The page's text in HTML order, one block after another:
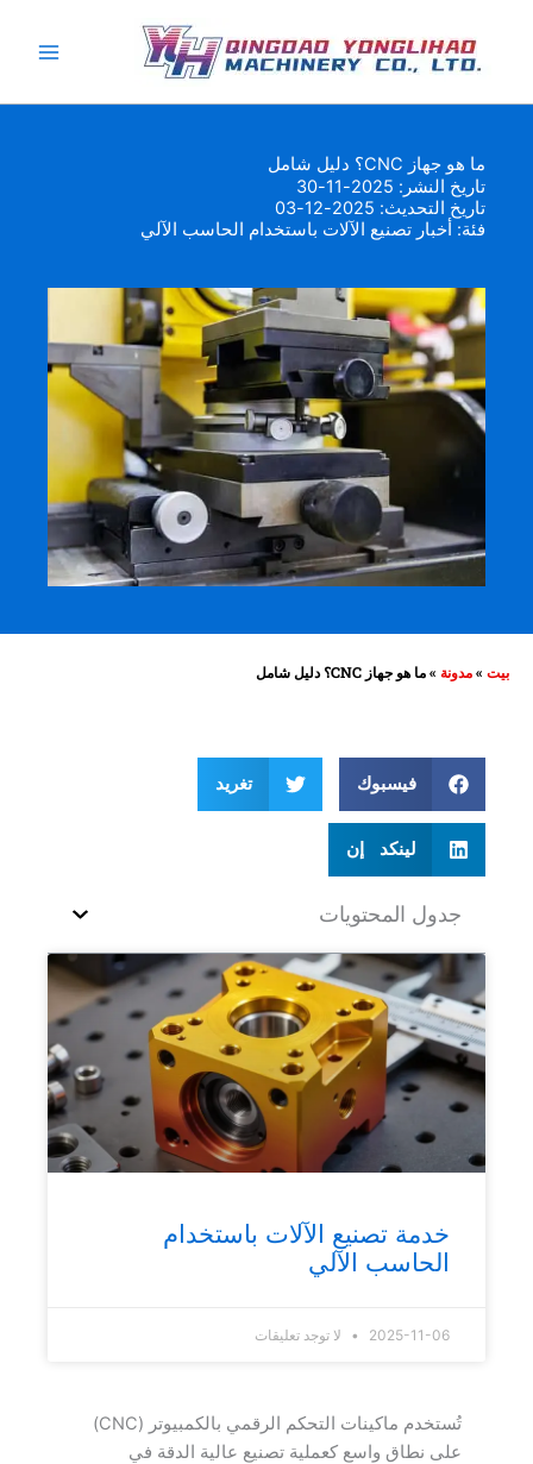
المحتوى
ما هو جهاز CNC؟ دليل شامل
تاريخ النشر: 2025-11-30
تاريخ التحديث: 2025-12-03
فئة: أخبار تصنيع الآلات باستخدام الحاسب الآلي
بيت »مدونة »ما هو جهاز CNC؟ دليل شامل
فيسبوك تغريد
لينكد إن
جدول المحتويات
خدمة تصنيع الآلات باستخدام
الحاسب الآلي
2025-11-06 لا توجد تعليقات
تُستخدم ماكينات التحكم الرقمي بالكمبيوتر (CNC)
على نطاق واسع كعملية تصنيع عالية الدقة في